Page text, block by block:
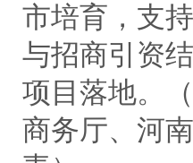
市培育，支
与招商引资
项目落地。
商务厅、河